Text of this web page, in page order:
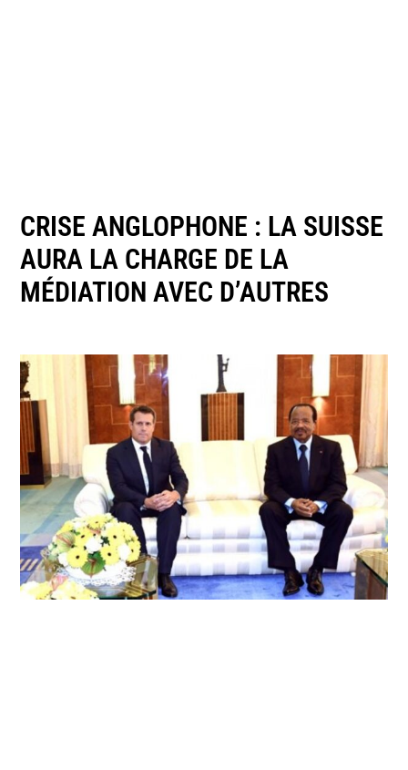
CRISE ANGLOPHONE : LA SUISSE
AURA LA CHARGE DE LA
MÉDIATION AVEC D’AUTRES